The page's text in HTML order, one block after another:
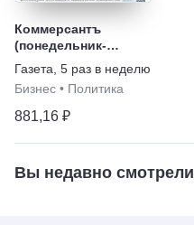
Коммерсантъ
(понедельник-
пятница)
Газета 5 раз в неделю
Бизнес • Политика
881,16 ₽
Вы недавно смотрели